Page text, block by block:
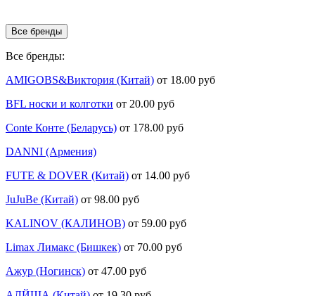
Все бренды
Все бренды:
AMIGOBS&Виктория (Китай) от 18.00 руб
BFL носки и колготки от 20.00 руб
Conte Конте (Беларусь) от 178.00 руб
DANNI (Армения)
FUTE & DOVER (Китай) от 14.00 руб
JuJuBe (Китай) от 98.00 руб
KALINOV (КАЛИНОВ) от 59.00 руб
Limax Лимакс (Бишкек) от 70.00 руб
Ажур (Ногинск) от 47.00 руб